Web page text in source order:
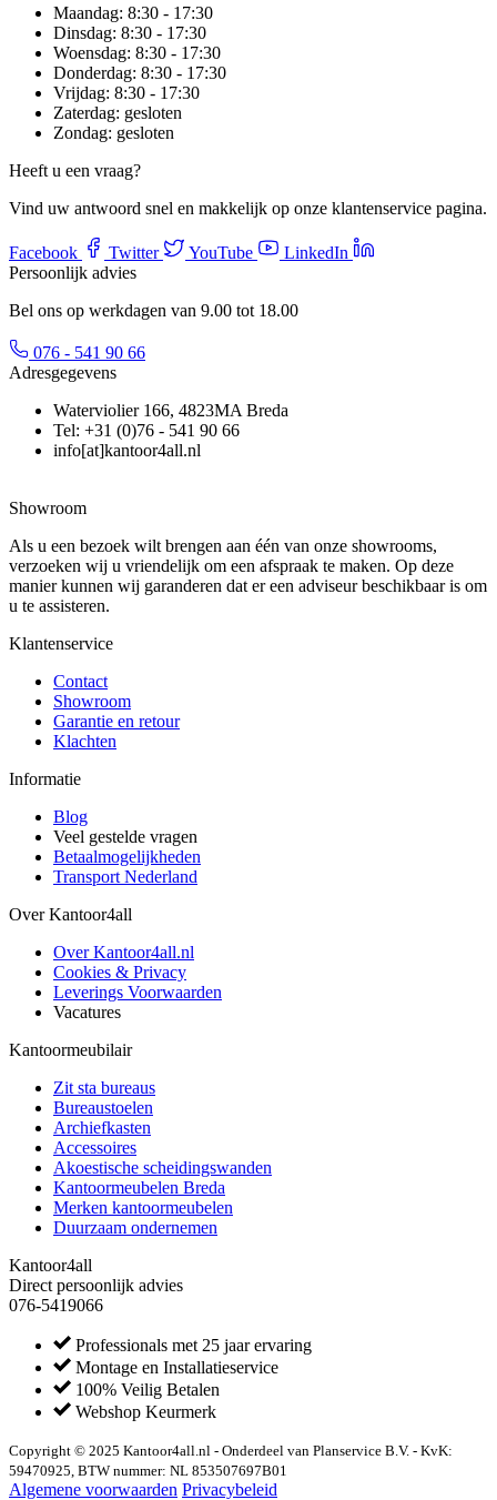
Maandag: 8:30 - 17:30
Dinsdag: 8:30 - 17:30
Woensdag: 8:30 - 17:30
Donderdag: 8:30 - 17:30
Vrijdag: 8:30 - 17:30
Zaterdag: gesloten
Zondag: gesloten
Heeft u een vraag?
Vind uw antwoord snel en makkelijk op onze klantenservice pagina.
Facebook Twitter YouTube
LinkedIn
Persoonlijk advies
Bel ons op werkdagen van 9.00 tot 18.00
076 - 541 90 66
Adresgegevens
Waterviolier 166, 4823MA Breda
Tel: +31 (0)76 - 541 90 66
info[at]kantoor4all.nl
Showroom
Als u een bezoek wilt brengen aan één van onze showrooms,
verzoeken wij u vriendelijk om een afspraak te maken. Op deze
manier kunnen wij garanderen dat er een adviseur beschikbaar is om
u te assisteren.
Klantenservice
Contact
Showroom
Garantie en retour
Klachten
Informatie
Blog
Veel gestelde vragen
Betaalmogelijkheden
Transport Nederland
Over Kantoor4all
Over Kantoor4all.nl
Cookies & Privacy
Leverings Voorwaarden
Vacatures
Kantoormeubilair
Zit sta bureaus
Bureaustoelen
Archiefkasten
Accessoires
Akoestische scheidingswanden
Kantoormeubelen Breda
Merken kantoormeubelen
Duurzaam ondernemen
Kantoor4all
Direct persoonlijk advies
076-5419066
Professionals met 25 jaar ervaring
Montage en Installatieservice
100% Veilig Betalen
Webshop Keurmerk
Copyright © 2025 Kantoor4all.nl - Onderdeel van Planservice B.V. - KvK:
59470925, BTW nummer: NL 853507697B01
Algemene voorwaarden Privacybeleid